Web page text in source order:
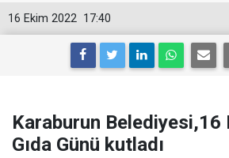
17:40
16 Ekim 2022
Karaburun Belediyesi,16
Gıda Günü kutladı